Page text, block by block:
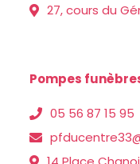
27, cours du
Pompes
05 56 87 15 95